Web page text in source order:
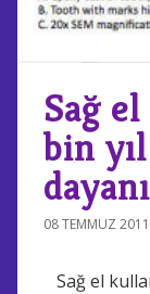
Sağ
bin
08 TEMMUZ 2011
Sağ el